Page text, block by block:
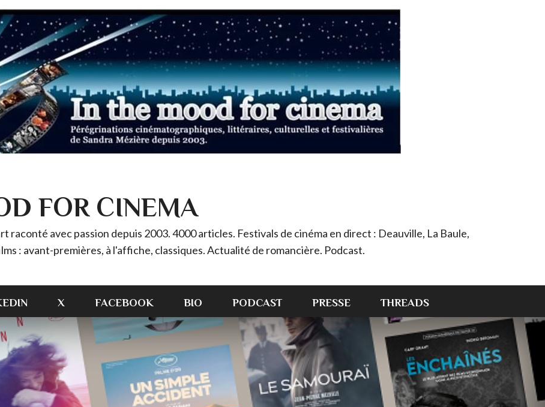
FOR CINEMA
raconté avec passion depuis 2003. 4000 articles. Festivals de cinéma en direct : Deauville, La Baule,
: avant-premières, à l'affiche, classiques. Actualité de romancière. Podcast.
X FACEBOOK BIO PODCAST PRESSE THREADS